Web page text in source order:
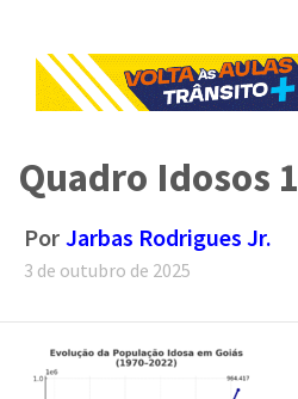
Quadro Idosos 1
Por Jarbas Rodrigues Jr.
3 de outubro de 2025